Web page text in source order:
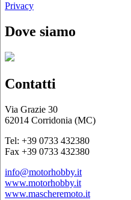
Privacy
Dove siamo
Contatti
Via Grazie 30
62014 Corridonia (MC)
Tel: +39 0733 432380
Fax +39 0733 432380
info@motorhobby.it
www.motorhobby.it
www.mascheremoto.it